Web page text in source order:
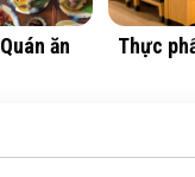
Quán ăn Thực